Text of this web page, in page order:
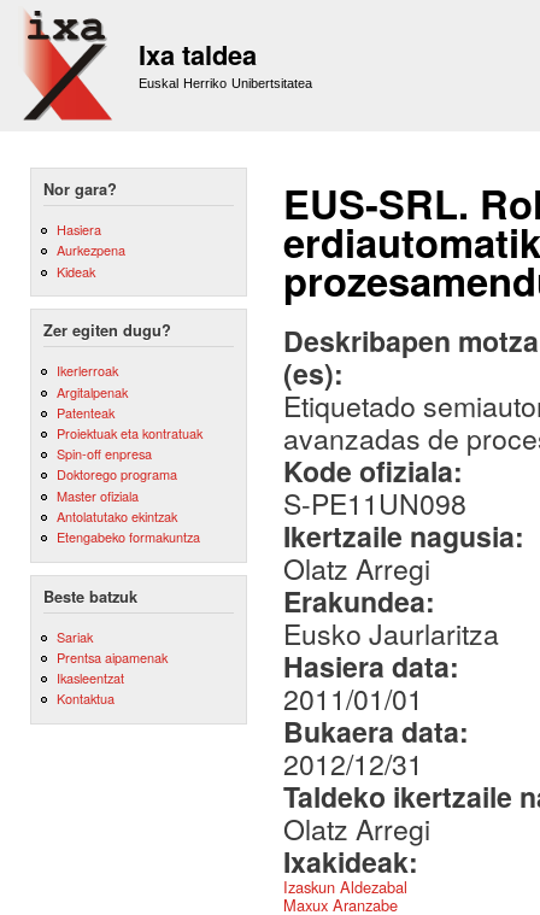
Ixa taldea
Euskal Herriko Unibertsitatea
Nor gara?
Hasiera
Aurkezpena
Kideak
Zer egiten dugu?
Ikerlerroak
Argitalpenak
Patenteak
Proiektuak eta kontratuak
Spin-off enpresa
Doktorego programa
Master ofiziala
Antolatutako ekintzak
Etengabeko formakuntza
Beste batzuk
Sariak
Prentsa aipamenak
Ikasleentzat
Kontaktua
EUS-SRL.
Deskribapen
(es):
Etiquetado
avanzadas de
Kode ofiziala:
S-PE11UN098
Ikertzaile nagusia:
Olatz Arregi
Erakundea:
Eusko Jaurlaritza
Hasiera data:
2011/01/01
Bukaera data:
2012/12/31
Taldeko ikertzaile
Olatz Arregi
Ixakideak:
Izaskun Aldezabal
Maxux Aranzabe